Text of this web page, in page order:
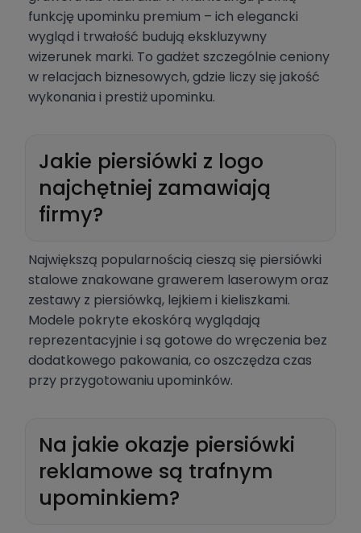
funkcję upominku premium – ich elegancki
wygląd i trwałość budują ekskluzywny
wizerunek marki. To gadżet szczególnie ceniony
w relacjach biznesowych, gdzie liczy się jakość
wykonania i prestiż upominku.
Jakie piersiówki z logo
najchętniej zamawiają
firmy?
Największą popularnością cieszą się piersiówki
stalowe znakowane grawerem laserowym oraz
zestawy z piersiówką, lejkiem i kieliszkami.
Modele pokryte ekoskórą wyglądają
reprezentacyjnie i są gotowe do wręczenia bez
dodatkowego pakowania, co oszczędza czas
przy przygotowaniu upominków.
Na jakie okazje piersiówki
reklamowe są trafnym
upominkiem?